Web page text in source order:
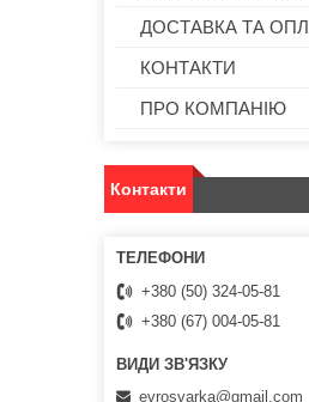
ДОСТАВКА ТА
КОНТАКТИ
ПРО КОМПАНІЮ
Контакти
+380 (50) 324-05-81
+380 (67) 004-05-81
evrosvarka@gmail.com